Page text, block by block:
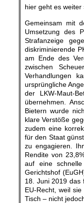
hier geht es weiter
Gemeinsam mit
Umsetzung des
Strafanzeige
diskriminierende
am Ende des
zwischen
Verhandlungen
ursprüngliche
der LKW-Maut-
übernehmen.
Bietern wurde
klare Verstöße
zudem eine
für den Staat
zu engagieren.
Rendite von
auf eine schnelle
Gerichtshof
18. Juni 2019 das
EU-Recht, weil
Tisch – nicht